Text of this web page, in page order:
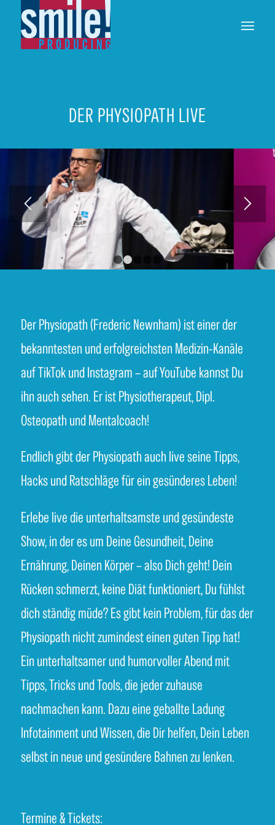
DER PHYSIOPATH LIVE
1 2 34 5
Der Physiopath (Frederic Newnham) ist einer der
bekanntesten und erfolgreichsten Medizin-Kanäle
auf TikTok und Instagram – auf YouTube kannst Du
ihn auch sehen. Er ist Physiotherapeut, Dipl.
Osteopath und Mentalcoach!
Endlich gibt der Physiopath auch live seine Tipps,
Hacks und Ratschläge für ein gesünderes Leben!
Erlebe live die unterhaltsamste und gesündeste
Show, in der es um Deine Gesundheit, Deine
Ernährung, Deinen Körper – also Dich geht! Dein
Rücken schmerzt, keine Diät funktioniert, Du fühlst
dich ständig müde? Es gibt kein Problem, für das der
Physiopath nicht zumindest einen guten Tipp hat!
Ein unterhaltsamer und humorvoller Abend mit
Tipps, Tricks und Tools, die jeder zuhause
nachmachen kann. Dazu eine geballte Ladung
Infotainment und Wissen, die Dir helfen, Dein Leben
selbst in neue und gesündere Bahnen zu lenken.
Termine & Tickets: